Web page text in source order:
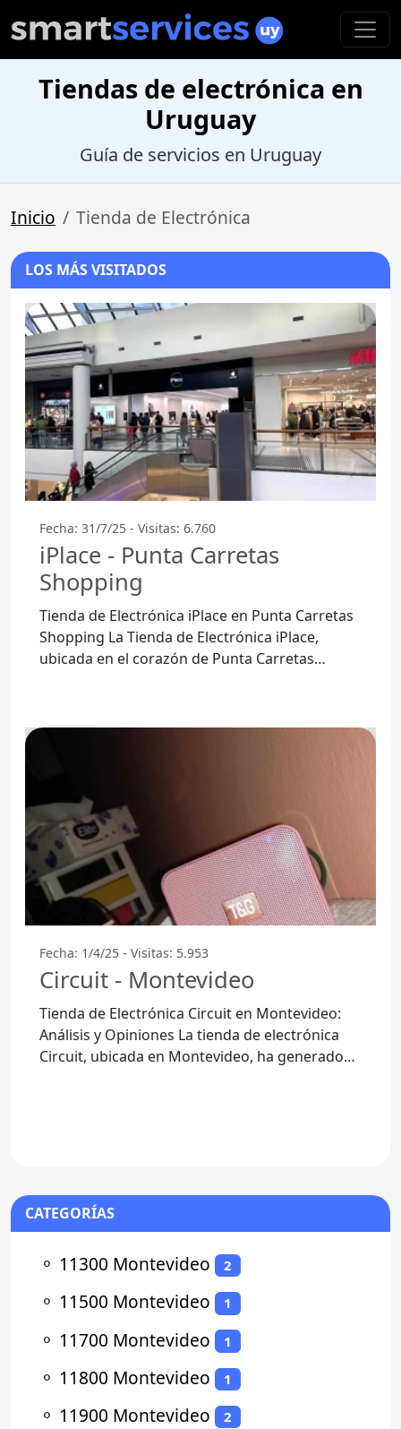
Tiendas de electrónica en
Uruguay
Guía de servicios en Uruguay
Inicio Tienda de Electrónica
LOS MÁS VISITADOS
Fecha: 31/7/25 - Visitas: 6.760
iPlace - Punta Carretas
Shopping
Tienda de Electrónica iPlace en Punta Carretas
Shopping La Tienda de Electrónica iPlace,
ubicada en el corazón de Punta Carretas
Fecha: 1/4/25 - Visitas: 5.953
Circuit - Montevideo
Tienda de Electrónica Circuit en Montevideo:
Análisis y Opiniones La tienda de electrónica
Circuit, ubicada en Montevideo, ha generado
CATEGORÍAS
⚬ 11300 Montevideo 2
⚬ 11500 Montevideo 1
⚬ 11700 Montevideo 1
⚬ 11800 Montevideo 1
⚬ 11900 Montevideo 2